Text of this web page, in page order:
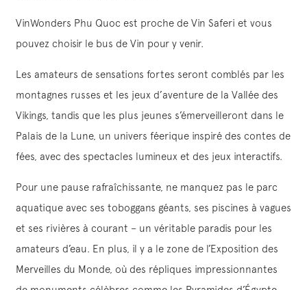
VinWonders Phu Quoc est proche de Vin Saferi et vous
pouvez choisir le bus de Vin pour y venir.
Les amateurs de sensations fortes seront comblés par les
montagnes russes et les jeux d’aventure de la Vallée des
Vikings, tandis que les plus jeunes s’émerveilleront dans le
Palais de la Lune, un univers féerique inspiré des contes de
fées, avec des spectacles lumineux et des jeux interactifs.
Pour une pause rafraîchissante, ne manquez pas le parc
aquatique avec ses toboggans géants, ses piscines à vagues
et ses rivières à courant – un véritable paradis pour les
amateurs d’eau. En plus, il y a le zone de l’Exposition des
Merveilles du Monde, où des répliques impressionnantes